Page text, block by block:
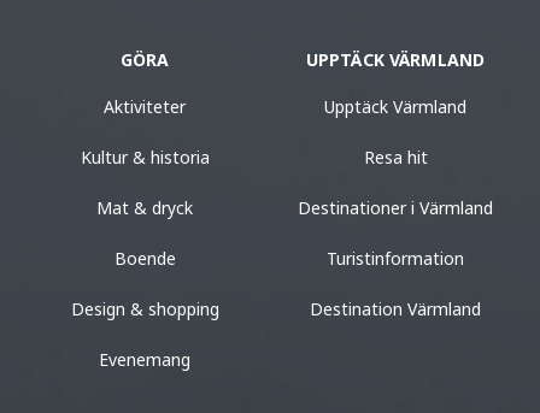
GÖRA
Aktiviteter
Kultur & historia
Mat & dryck
Boende
Design & shopping
Evenemang
UPPTÄCK VÄRMLAND
Upptäck Värmland
Resa hit
Destinationer i Värmland
Turistinformation
Destination Värmland